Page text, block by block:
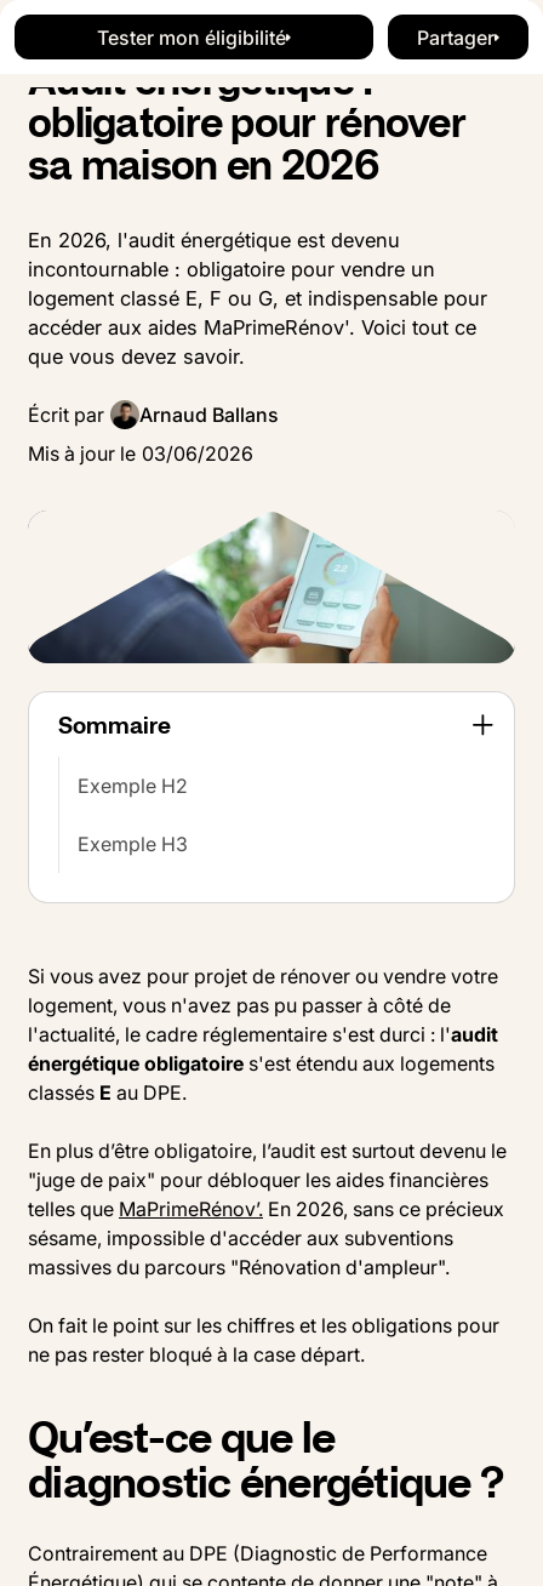
Button Text
Tester mon éligibilité
Blog Travaux
Audit énergétique :
obligatoire pour rénover
sa maison en 2026
En 2026, l'audit énergétique est devenu
incontournable : obligatoire pour vendre un
logement classé E, F ou G, et indispensable pour
accéder aux aides MaPrimeRénov'. Voici tout ce
que vous devez savoir.
Écrit par
Arnaud Ballans
Mis à jour le 03/06/2026
Sommaire
Exemple H2
Exemple H3
Si vous avez pour projet de rénover ou vendre votre
logement, vous n'avez pas pu passer à côté de
l'actualité, le cadre réglementaire s'est durci : l'audit
énergétique obligatoire s'est étendu aux logements
classés E au DPE.
En plus d’être obligatoire, l’audit est surtout devenu le
"juge de paix" pour débloquer les aides financières
telles que MaPrimeRénov’. En 2026, sans ce précieux
sésame, impossible d'accéder aux subventions
massives du parcours "Rénovation d'ampleur".
On fait le point sur les chiffres et les obligations pour
ne pas rester bloqué à la case départ.
Qu’est-ce que le
diagnostic énergétique ?
Contrairement au DPE (Diagnostic de Performance
Button Text
Tester mon éligibilité Button
Partager